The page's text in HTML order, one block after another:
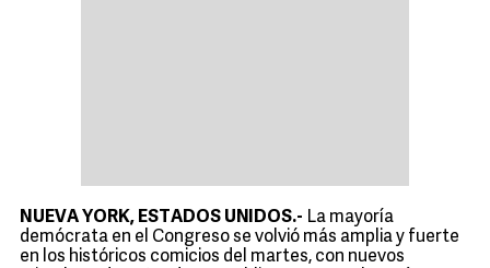
NUEVA YORK, ESTADOS UNIDOS.- La mayoría
demócrata en el Congreso se volvió más amplia y fuerte
en los históricos comicios del martes, con nuevos